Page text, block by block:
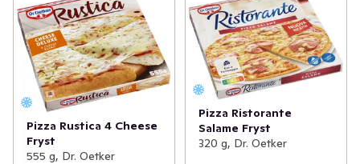
Pizza Rustica 4 Cheese
Fryst
555 g, Dr. Oetker
Pizza Ristorante
Salame Fryst
320 g, Dr. Oetker